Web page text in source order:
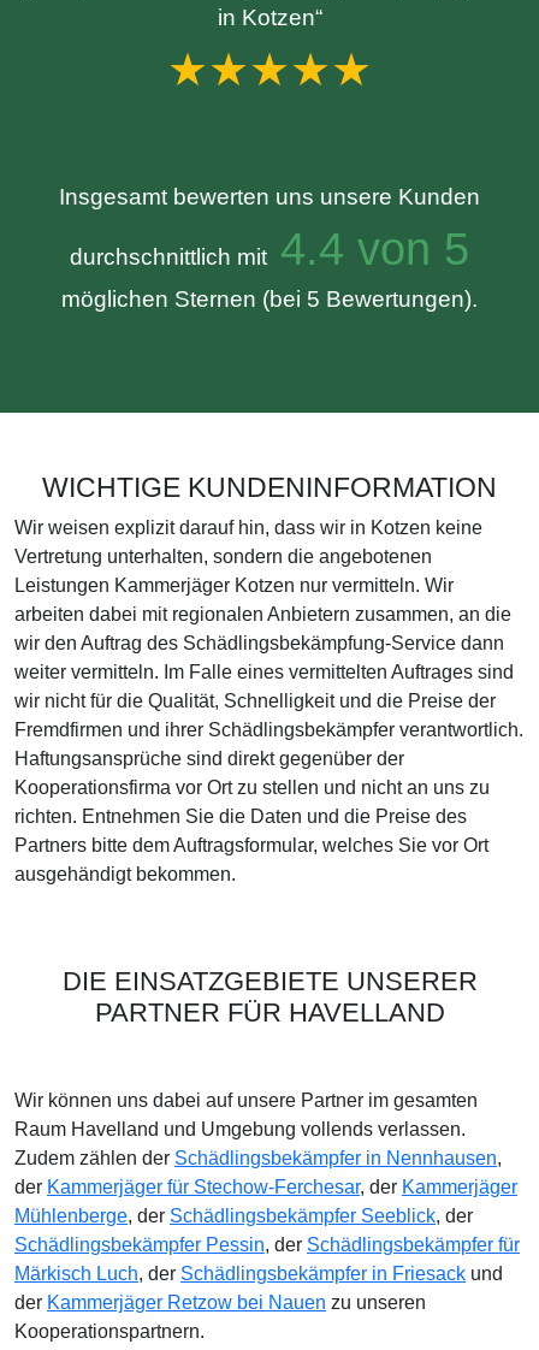
in Kotzen“
★★★★★
Insgesamt bewerten uns unsere Kunden
durchschnittlich mit 4.4 von 5
möglichen Sternen (bei 5 Bewertungen).
WICHTIGE KUNDENINFORMATION
Wir weisen explizit darauf hin, dass wir in Kotzen keine
Vertretung unterhalten, sondern die angebotenen
Leistungen Kammerjäger Kotzen nur vermitteln. Wir
arbeiten dabei mit regionalen Anbietern zusammen, an die
wir den Auftrag des Schädlingsbekämpfung-Service dann
weiter vermitteln. Im Falle eines vermittelten Auftrages sind
wir nicht für die Qualität, Schnelligkeit und die Preise der
Fremdfirmen und ihrer Schädlingsbekämpfer verantwortlich.
Haftungsansprüche sind direkt gegenüber der
Kooperationsfirma vor Ort zu stellen und nicht an uns zu
richten. Entnehmen Sie die Daten und die Preise des
Partners bitte dem Auftragsformular, welches Sie vor Ort
ausgehändigt bekommen.
DIE EINSATZGEBIETE UNSERER
PARTNER FÜR HAVELLAND
Wir können uns dabei auf unsere Partner im gesamten
Raum Havelland und Umgebung vollends verlassen.
Zudem zählen der Schädlingsbekämpfer in Nennhausen,
der Kammerjäger für Stechow-Ferchesar, der Kammerjäger
Mühlenberge, der Schädlingsbekämpfer Seeblick, der
Schädlingsbekämpfer Pessin, der Schädlingsbekämpfer für
Märkisch Luch, der Schädlingsbekämpfer in Friesack und
der Kammerjäger Retzow bei Nauen zu unseren
Kooperationspartnern.